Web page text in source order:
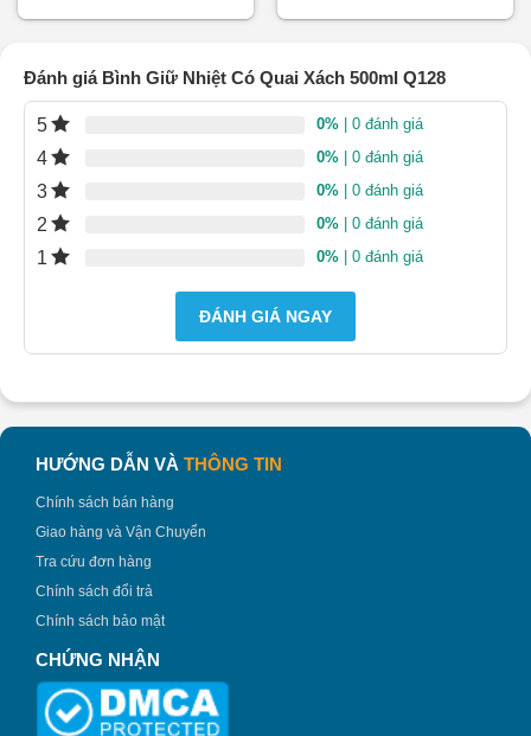
Đánh giá Bình Giữ Nhiệt Có Quai Xách 500ml Q128
5 0% | 0 đánh giá
4 0% | 0 đánh giá
3 0% | 0 đánh giá
2 0% | 0 đánh giá
1 0% | 0 đánh giá
ĐÁNH GIÁ NGAY
HƯỚNG DẪN VÀ THÔNG TIN
Chính sách bán hàng
Giao hàng và Vận Chuyển
Tra cứu đơn hàng
Chính sách đổi trả
Chính sách bảo mật
CHỨNG NHẬN